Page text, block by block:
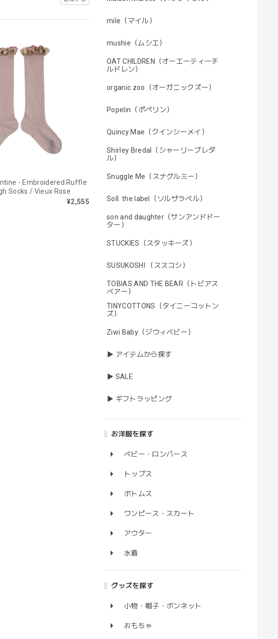
mile（マイル）
mushie（ムシエ）
OAT CHILDREN（オーエーティーチ
ルドレン）
organic zoo（オーガニックズー）
Popelin（ポペリン）
Quincy Mae（クインシーメイ）
Shirley Bredal（シャーリーブレダ
ル）
Snuggle Me（スナグルミー）
Soll. the label（ソルザラベル）
son and daughter（サンアンドドー
ター）
STUCKIES（スタッキーズ）
SUSUKOSHI （ススコシ）
TOBIAS AND THE BEAR（トビアス
ベアー）
TINYCOTTONS（タイニーコットン
ズ）
Ziwi Baby（ジウィベビー）
▶ アイテムから探す
▶ SALE
▶ ギフトラッピング
お洋服を探す
ベビー・ロンパース
トップス
ボトムス
ワンピース・スカート
アウター
水着
グッズを探す
小物・帽子・ボンネット
おもちゃ
- Embroidered Ruffle
Socks / Vieux Rose
¥2,555